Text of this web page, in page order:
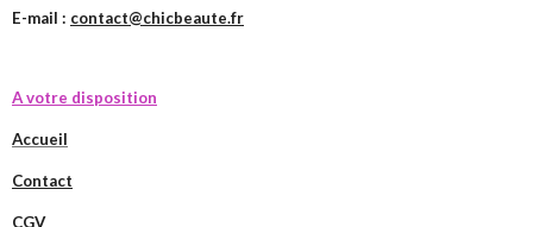
E-mail : contact@chicbeaute.fr
A votre disposition
Accueil
Contact
CGV